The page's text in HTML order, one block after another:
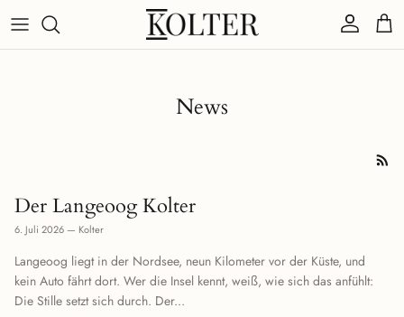
Konto
News
Der Langeoog Kolter
6. Juli 2026— Kolter
Langeoog liegt in der Nordsee, neun Kilometer vor der Küste, und
kein Auto fährt dort. Wer die Insel kennt, weiß, wie sich das anfühlt:
Die Stille setzt sich durch. Der...